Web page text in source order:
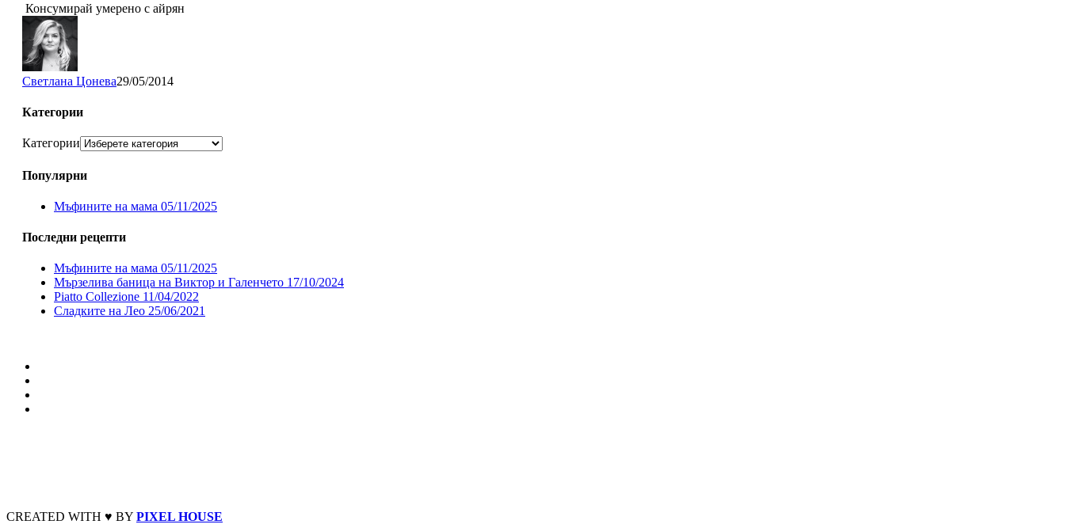
Консумирай умерено с айрян
Светлана Цонева29/05/2014
Категории
Категории
Популярни
Мъфините на мама 05/11/2025
Последни рецепти
Мъфините на мама 05/11/2025
Мързелива баница на Виктор и Галенчето 17/10/2024
Piatto Collezione 11/04/2022
Сладките на Лео 25/06/2021
CREATED WITH ♥ BY PIXEL HOUSE